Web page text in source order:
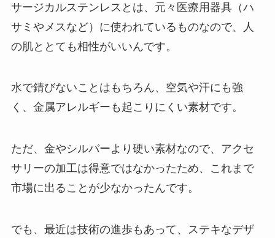
サージカルステンレスとは、元々医療用器具（ハ
サミやメスなど）に使われているものなので、人
の肌ととても相性がいいんです。
水で錆びないことはもちろん、空気や汗にも強
く、金属アレルギーも起こりにくい素材です。
ただ、金やシルバーより硬い素材なので、アクセ
サリーの加工は得意ではなかったため、これまで
市場に出ることが少なかったんです。
でも、最近は技術の進歩もあって、ステキなデザ